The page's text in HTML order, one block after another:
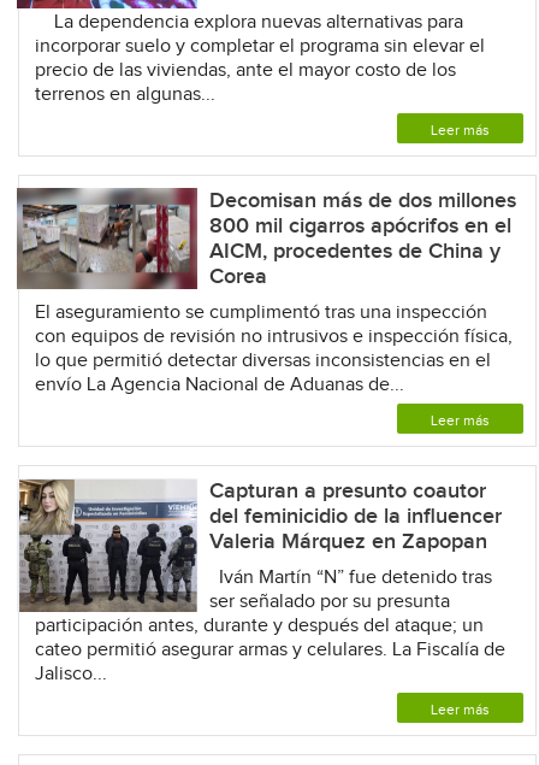
La dependencia explora nuevas alternativas para
incorporar suelo y completar el programa sin elevar el
precio de las viviendas, ante el mayor costo de los
terrenos en algunas...
Leer más
Decomisan más de dos millones
800 mil cigarros apócrifos en el
AICM, procedentes de China y
Corea
El aseguramiento se cumplimentó tras una inspección
con equipos de revisión no intrusivos e inspección física,
lo que permitió detectar diversas inconsistencias en el
envío La Agencia Nacional de Aduanas de...
Leer más
Capturan a presunto coautor
del feminicidio de la influencer
Valeria Márquez en Zapopan
Iván Martín “N” fue detenido tras
ser señalado por su presunta
participación antes, durante y después del ataque; un
cateo permitió asegurar armas y celulares. La Fiscalía de
Jalisco...
Leer más